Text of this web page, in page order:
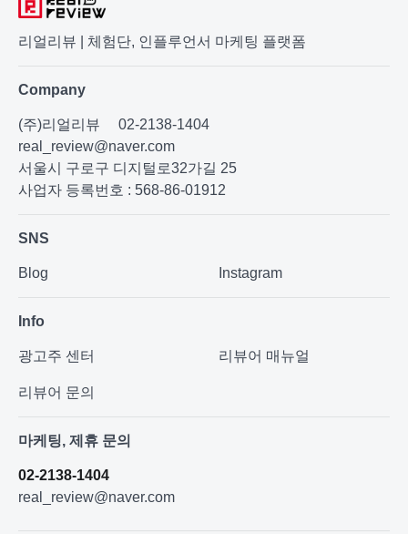
리얼리뷰 | 체험단, 인플루언서 마케팅 플랫폼
Company
(주)리얼리뷰
02-2138-1404
real_review@naver.com
서울시 구로구 디지털로32가길 25
사업자 등록번호 : 568-86-01912
SNS
Blog Instagram
Info
광고주 센터 리뷰어 매뉴얼
리뷰어 문의
마케팅, 제휴 문의
02-2138-1404
real_review@naver.com